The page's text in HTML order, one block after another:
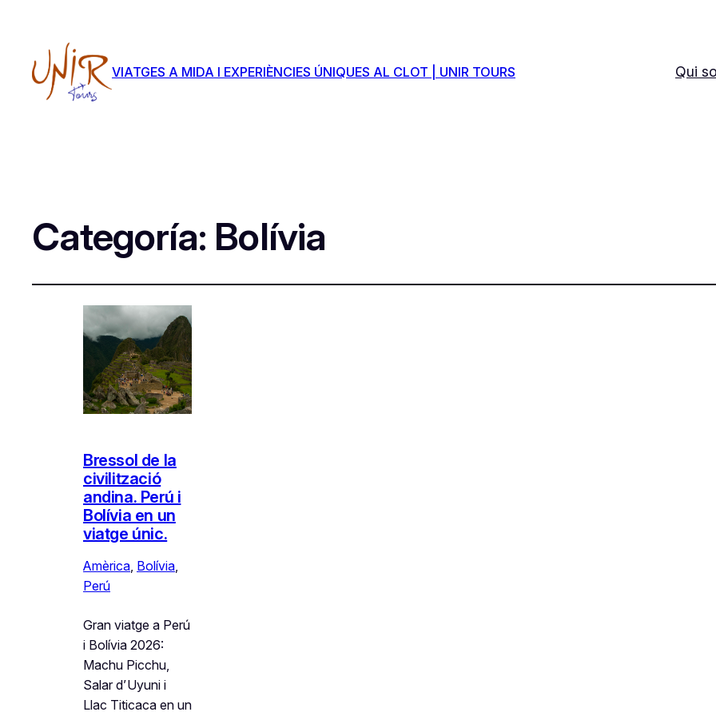
VIATGES A MIDA I EXPERIÈNCIES ÚNIQUES AL CLOT | UNIR TOURS Qui
Categoría: Bolívia
Bressol de la
civilització
andina. Perú i
Bolívia en un
viatge únic.
Amèrica, Bolívia
Perú
Gran viatge a Perú
i Bolívia 2026:
Machu Picchu,
Salar d’Uyuni i
Llac Titicaca en un